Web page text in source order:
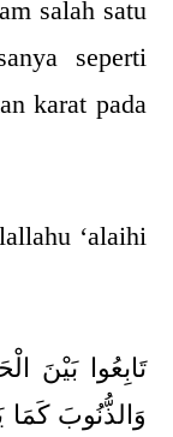
salah satu
seperti
karat pada
‘alaihi
تَابِعُوا بَيْنَ
وَالذُّنُوبَ